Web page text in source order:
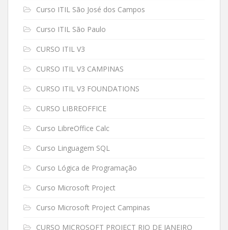
Curso ITIL São José dos Campos
Curso ITIL São Paulo
CURSO ITIL V3
CURSO ITIL V3 CAMPINAS
CURSO ITIL V3 FOUNDATIONS
CURSO LIBREOFFICE
Curso LibreOffice Calc
Curso Linguagem SQL
Curso Lógica de Programação
Curso Microsoft Project
Curso Microsoft Project Campinas
CURSO MICROSOFT PROJECT RIO DE JANEIRO